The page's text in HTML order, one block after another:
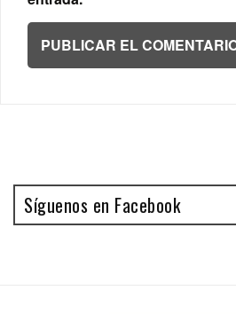
Síguenos en Facebook